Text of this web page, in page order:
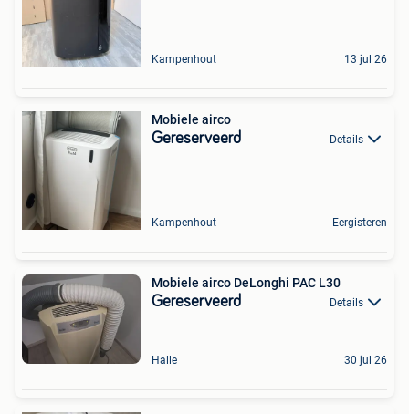
Kampenhout 13 jul 26
Mobiele airco
Gereserveerd Details
Kampenhout Eergisteren
Mobiele airco DeLonghi PAC L30
Gereserveerd Details
Halle 30 jul 26